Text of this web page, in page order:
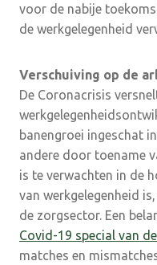
voor de nabije
de werkgelegenheid
Verschuiving op de
De Coronacrisis
banengroei ingeschat
andere door toename
is te verwachten in de
van werkgelegenheid
de zorgsector. Een
Covid-19 special van
matches en